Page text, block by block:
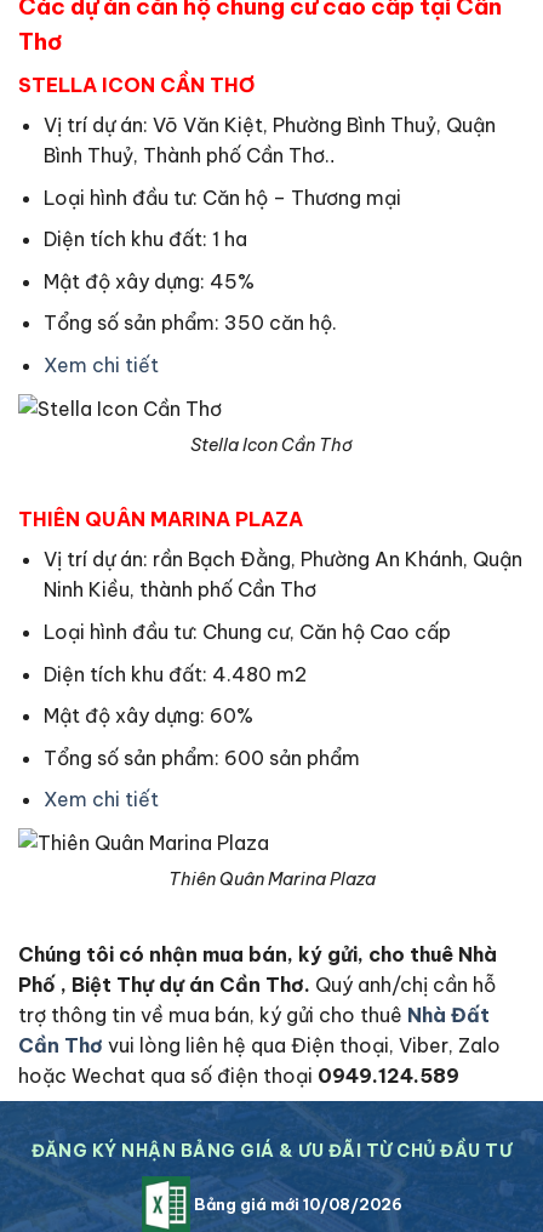
Các dự án căn hộ chung cư cao cấp tại Cần
Thơ
STELLA ICON CẦN THƠ
Vị trí dự án: Võ Văn Kiệt, Phường Bình Thuỷ, Quận
Bình Thuỷ, Thành phố Cần Thơ..
Loại hình đầu tư: Căn hộ – Thương mại
Diện tích khu đất: 1 ha
Mật độ xây dựng: 45%
Tổng số sản phẩm: 350 căn hộ.
Xem chi tiết
Stella Icon Cần Thơ
THIÊN QUÂN MARINA PLAZA
Vị trí dự án: rần Bạch Đằng, Phường An Khánh, Quận
Ninh Kiều, thành phố Cần Thơ
Loại hình đầu tư: Chung cư, Căn hộ Cao cấp
Diện tích khu đất: 4.480 m2
Mật độ xây dựng: 60%
Tổng số sản phẩm: 600 sản phẩm
Xem chi tiết
Thiên Quân Marina Plaza
Chúng tôi có nhận mua bán, ký gửi, cho thuê Nhà
Phố , Biệt Thự dự án Cần Thơ. Quý anh/chị cần hỗ
trợ thông tin về mua bán, ký gửi cho thuê Nhà Đất
Cần Thơ vui lòng liên hệ qua Điện thoại, Viber, Zalo
hoặc Wechat qua số điện thoại 0949.124.589
ĐĂNG KÝ NHẬN BẢNG GIÁ & ƯU ĐÃI TỪ CHỦ ĐẦU TƯ
Bảng giá mới 10/08/2026